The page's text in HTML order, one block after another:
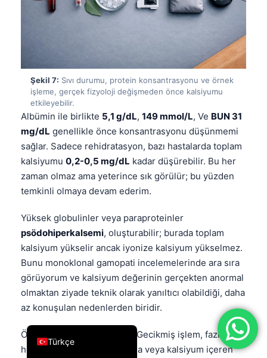
Şekil 7: Sıvı durumu, protein konsantrasyonu ve örnek
işleme, gerçek fizyoloji değişmeden önce kalsiyumu
etkileyebilir.
Albümin ile birlikte 5,1 g/dL, 149 mmol/L, Ve BUN 31
mg/dL genellikle önce konsantrasyonu düşünmemi
sağlar. Sadece rehidratasyon, bazı hastalarda toplam
kalsiyumu 0,2-0,5 mg/dL kadar düşürebilir. Bu her
zaman olmaz ama yeterince sık görülür; bu yüzden
temkinli olmaya devam ederim.
Yüksek globulinler veya paraproteinler
psödohiperkalsemi, oluşturabilir; burada toplam
kalsiyum yükselir ancak iyonize kalsiyum yükselmez.
Bunu monoklonal gamopati incelemelerinde ara sıra
görüyorum ve kalsiyum değerinin gerçekten anormal
olmaktan ziyade teknik olarak yanıltıcı olabildiği, daha
az konuşulan nedenlerden biridir.
Örnek işleme de önemlidir. Gecikmiş işlem, fazla
heparin, havaya maruz kalma veya kalsiyum içeren
Türkçe
Deutsch
العربية
Français
עִבְרִית
Italiano
Ελληνικά
Română
فارسی
Български
Bahasa Indonesia